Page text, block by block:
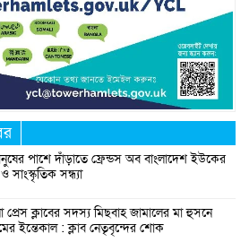
পাশে দাঁড়াতে ফ্রেন্ডস অব বাংলাদেশ ইউকের
সন্ধ্যা
প্রেস ক্লাবের সদস্য মিছবাহ জামালের মা হুসনে
ইন্তেকাল : ক্লাব নেতৃবৃন্দের শোক